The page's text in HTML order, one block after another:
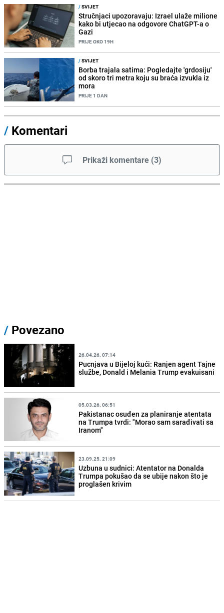
/SVIJET
Stručnjaci upozoravaju: Izrael ulaže milione
kako bi utjecao na odgovore ChatGPT-a o
Gazi
PRIJE OKO 19H
/SVIJET
Borba trajala satima: Pogledajte 'grdosiju'
od skoro tri metra koju su braća izvukla iz
mora
PRIJE 1 DAN
/ Komentari
Prikaži komentare (3)
/ Povezano
26.04.26. 07:14
Pucnjava u Bijeloj kući: Ranjen agent Tajne
službe, Donald i Melania Trump evakuisani
05.03.26. 06:51
Pakistanac osuđen za planiranje atentata
na Trumpa tvrdi: "Morao sam sarađivati sa
Iranom"
23.09.25. 21:09
Uzbuna u sudnici: Atentator na Donalda
Trumpa pokušao da se ubije nakon što je
proglašen krivim